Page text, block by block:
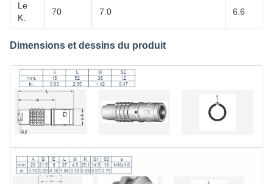
Le
K.
70 7.0 6.6
Dimensions et dessins du produit